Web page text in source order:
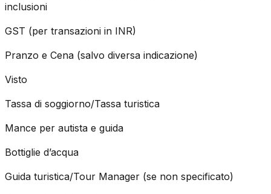
inclusioni
GST (per transazioni in INR)
Pranzo e Cena (salvo diversa indicazione)
Visto
Tassa di soggiorno/Tassa turistica
Mance per autista e guida
Bottiglie d’acqua
Guida turistica/Tour Manager (se non specificato)